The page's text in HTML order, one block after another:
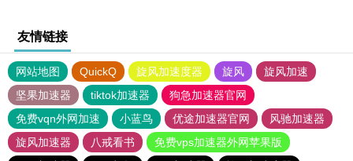
友情链接
网站地图 QuickQ 旋风加速度器 旋风
旋风加速
坚果加速器
tiktok加速器
狗急加速器官网
免费vqn外网加速
小蓝鸟 优途加速器官网
风驰加速器
旋风加速器
八戒看书
免费vps加速器外网苹果版